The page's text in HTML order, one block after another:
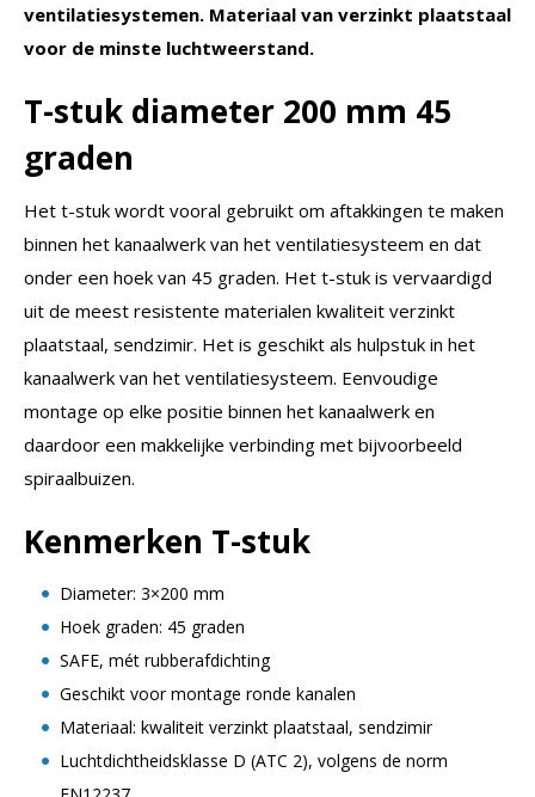
ventilatiesystemen. Materiaal van verzinkt plaatstaal
voor de minste luchtweerstand.
T-stuk diameter 200 mm 45
graden
Het t-stuk wordt vooral gebruikt om aftakkingen te maken
binnen het kanaalwerk van het ventilatiesysteem en dat
onder een hoek van 45 graden. Het t-stuk is vervaardigd
uit de meest resistente materialen kwaliteit verzinkt
plaatstaal, sendzimir. Het is geschikt als hulpstuk in het
kanaalwerk van het ventilatiesysteem. Eenvoudige
montage op elke positie binnen het kanaalwerk en
daardoor een makkelijke verbinding met bijvoorbeeld
spiraalbuizen.
Kenmerken T-stuk
Diameter: 3×200 mm
Hoek graden: 45 graden
SAFE, mét rubberafdichting
Geschikt voor montage ronde kanalen
Materiaal: kwaliteit verzinkt plaatstaal, sendzimir
Luchtdichtheidsklasse D (ATC 2), volgens de norm